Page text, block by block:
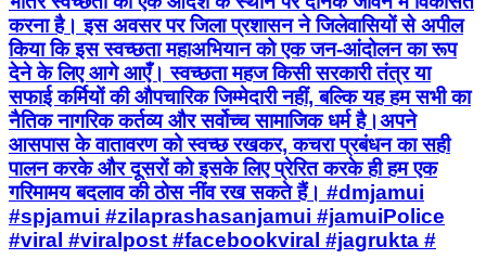
करना है। इस अवसर पर जिला प्रशासन ने जिलेवासियों से अपील
किया कि इस स्वच्छता महाअभियान को एक जन-आंदोलन का रूप
देने के लिए आगे आएँ। स्वच्छता महज किसी सरकारी तंत्र या
सफाई कर्मियों की औपचारिक जिम्मेदारी नहीं, बल्कि यह हम सभी का
नैतिक नागरिक कर्तव्य और सर्वोच्च सामाजिक धर्म है।अपने
आसपास के वातावरण को स्वच्छ रखकर, कचरा प्रबंधन का सही
पालन करके और दूसरों को इसके लिए प्रेरित करके ही हम एक
गरिमामय बदलाव की ठोस नींव रख सकते हैं। #dmjamui
#spjamui #zilaprashasanjamui #jamuiPolice
#viral #viralpost #facebookviral #jagrukta #